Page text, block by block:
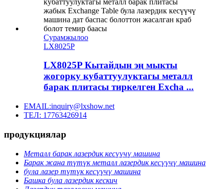
Сурамжылоо
LX8025P
LX8025P Кытайдын эң мыкты
жогорку кубаттуулуктагы металл
барак плитасы тиркелген Excha ...
EMAIL:inquiry@lxshow.net
ТЕЛ: 17763426914
продукциялар
Металл барак лазердик кесүүчү машина
Барак жана түтүк металл лазердик кесүүчү машина
була лазер түтүк кесүүчү машина
Башка була лазердик кескич